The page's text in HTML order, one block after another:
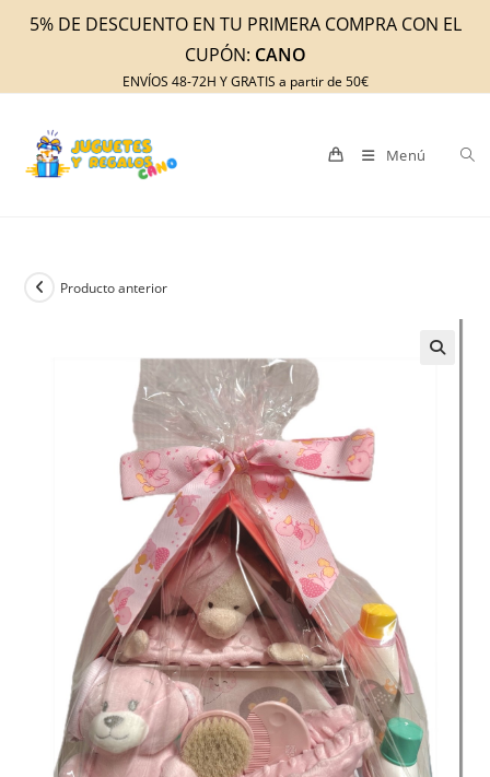
5% DE DESCUENTO EN TU PRIMERA COMPRA CON EL
CUPÓN: CANO
ENVÍOS 48-72H Y GRATIS a partir de 50€
Menú
Producto anterior